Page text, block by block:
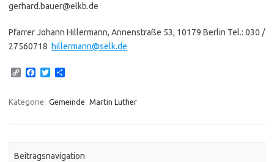
gerhard.bauer@elkb.de
Pfarrer Johann Hillermann, Annenstraße 53, 10179 Berlin Tel.: 030 /
27560718 hillermann@selk.de
C
y
e
T
t
l
Kategorie: Gemeinde Martin Luther
Beitragsnavigation